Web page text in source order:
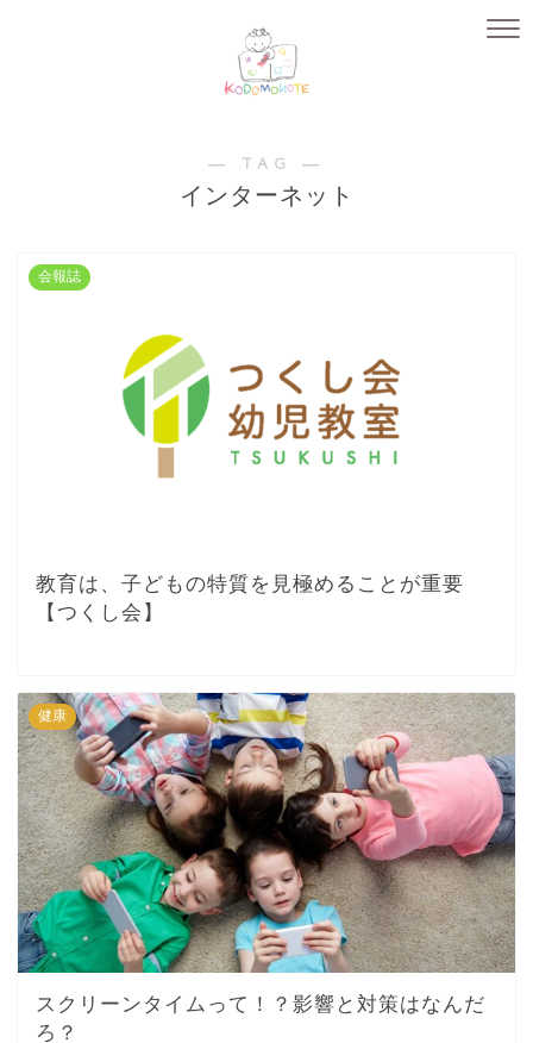
― TAG ―
インターネット
会報誌
教育は、子どもの特質を見極めることが重要
【つくし会】
健康
スクリーンタイムって！？影響と対策はなんだ
ろ？